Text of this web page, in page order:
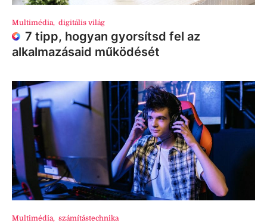
Multimédia, digitális világ
7 tipp, hogyan gyorsítsd fel az
alkalmazásaid működését
Multimédia, számítástechnika